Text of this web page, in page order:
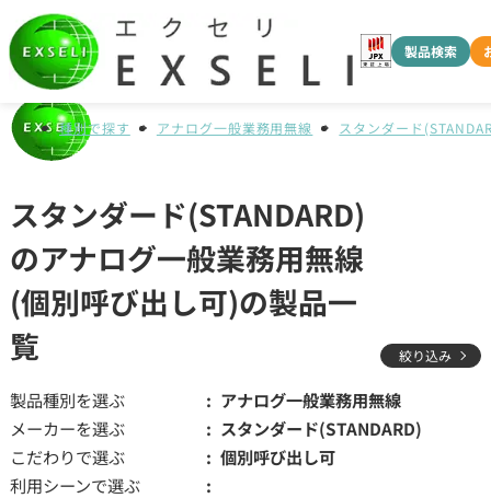
製品検索
種別で探す アナログ一般業務用無線 スタンダード
スタンダード(STANDARD)
のアナログ一般業務用無線
(個別呼び出し可)の製品一
覧
絞り込み
製品種別を選ぶ
アナログ一般業務用無線
メーカーを選ぶ
スタンダード(STANDARD)
こだわりで選ぶ
個別呼び出し可
利用シーンで選ぶ